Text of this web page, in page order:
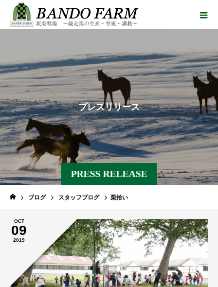
PRESS RELEASE
プレスリリース
ブログ スタッフブログ 栗拾い
OCT
09
2019